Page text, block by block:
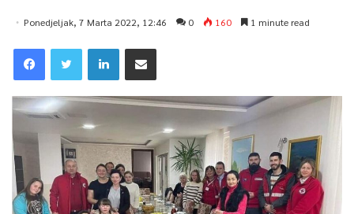
Ponedjeljak, 7 Marta 2022, 12:46 0 160 1 minute read